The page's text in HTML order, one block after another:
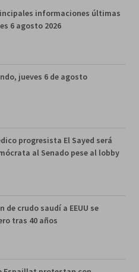
informaciones últimas
6 agosto 2026
jueves 6 de agosto
progresista El Sayed será
al Senado pese al lobby
de crudo saudí a EEUU se
tras 40 años